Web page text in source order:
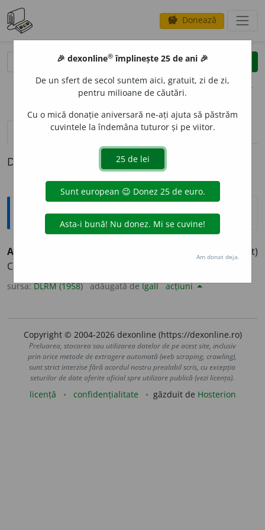
savings Donează
clear
opțiuni
definiții (1) pronunțievolume_up (18)
Definiția cu ID-ul 527608:
Explicative DEX
ALTRU
(Adesea substantivat)
Călăuzit de altruism. –
sursa:DLRM (1958) adăugată delgall acțiuni
Copyright © 2004-2026 dexonline (https://dexonline.ro)
Preluarea, stocarea sau utilizarea datelor de pe acest site, inclusiv
prin orice metode de extragere automată (web scraping, crawling),
sunt strict interzise fără acordul nostru prealabil scris, cu excepția
seturilor de date oferite oficial spre utilizare publică (vezi licența).
licență confidențialitate găzduit de Hosterion
🎉 dexonline® împlinește 25 de ani 🎉
De un sfert de secol suntem aici, gratuit, zi de zi,
pentru milioane de căutări.
Cu o mică donație aniversară ne-ați ajuta să păstrăm
cuvintele la îndemâna tuturor și pe viitor.
Am donat deja.